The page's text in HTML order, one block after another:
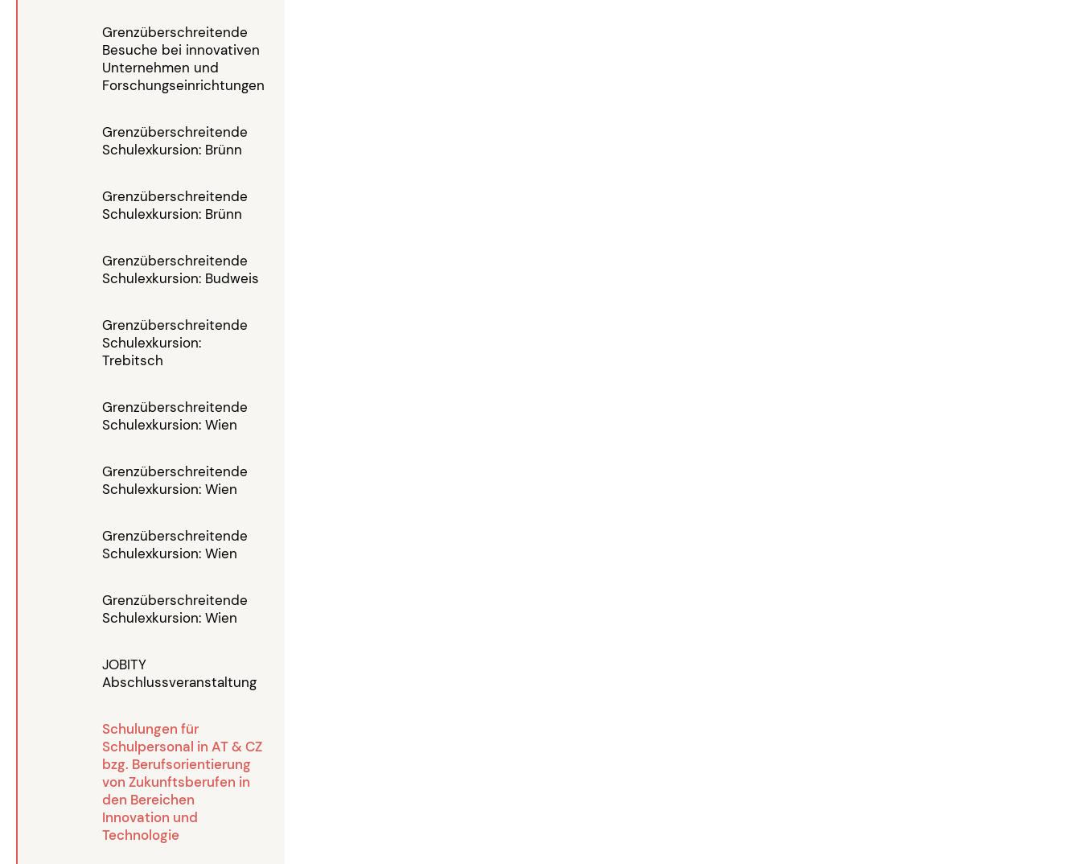
Grenzüberschreitende
Besuche bei innovativen
Unternehmen und
Forschungseinrichtungen
Grenzüberschreitende
Schulexkursion: Brünn
Grenzüberschreitende
Schulexkursion: Brünn
Grenzüberschreitende
Schulexkursion: Budweis
Grenzüberschreitende
Schulexkursion:
Trebitsch
Grenzüberschreitende
Schulexkursion: Wien
Grenzüberschreitende
Schulexkursion: Wien
Grenzüberschreitende
Schulexkursion: Wien
Grenzüberschreitende
Schulexkursion: Wien
JOBITY
Abschlussveranstaltung
Schulungen für
Schulpersonal in AT & CZ
bzg. Berufsorientierung
von Zukunftsberufen in
den Bereichen
Innovation und
Technologie